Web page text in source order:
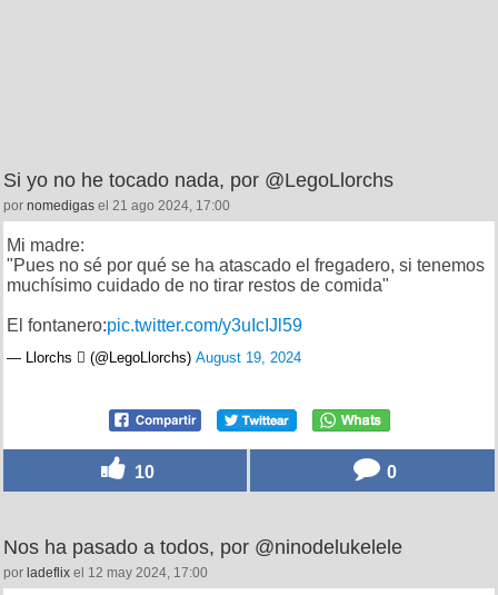
Si yo no he tocado nada, por @LegoLlorchs
por nomedigas el 21 ago 2024, 17:00
Mi madre:
"Pues no sé por qué se ha atascado el fregadero, si tenemos
muchísimo cuidado de no tirar restos de comida"
El fontanero:pic.twitter.com/y3uIcIJl59
— Llorchs  (@LegoLlorchs) August 19, 2024
10 0
Nos ha pasado a todos, por @ninodelukelele
por ladeflix el 12 may 2024, 17:00